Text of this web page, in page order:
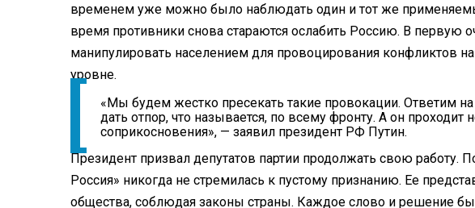
временем уже можно было наблюдать один и тот же
время противники снова стараются ослабить Россию. В первую
манипулировать населением для провоцирования конфликтов
уровне.
«Мы будем жестко пресекать такие провокации. Ответим
дать отпор, что называется, по всему фронту. А он проходит
соприкосновения», — заявил президент РФ Путин.
Президент призвал депутатов партии продолжать свою работу.
Россия» никогда не стремилась к пустому признанию. Ее
общества, соблюдая законы страны. Каждое слово и решение